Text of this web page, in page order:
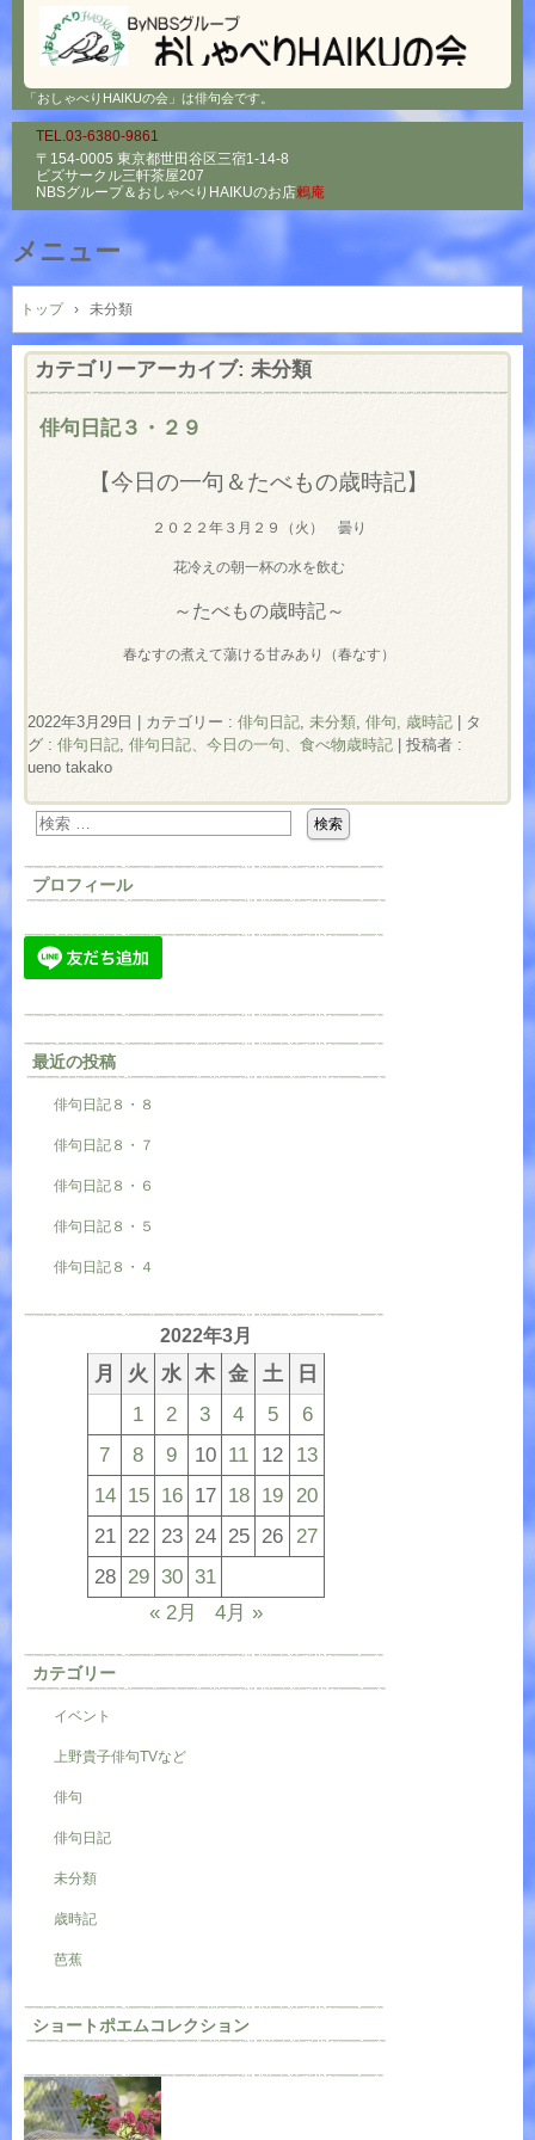
「おしゃべりHAIKUの会」は俳句会です。
TEL.03-6380-9861
〒154-0005 東京都世田谷区三宿1-14-8
ビズサークル三軒茶屋207
NBSグループ＆ おしゃべりHAIKUのお店鶫庵
メニュー
コ
ン
テ
ン
トップ › 未分類
カテゴリーアーカイブ: 未分類
俳句日記３・２９
【今日の一句＆たべもの歳時記】
２０２２年３月２９（火） 曇り
花冷えの朝一杯の水を飲む
～たべもの歳時記～
春なすの煮えて蕩ける甘みあり（春なす）
2022年3月29日 | カテゴリー : 俳句日記 未分類 俳句, 歳時記 | タ
グ : 俳句日記 俳句日記、今日の一句、食べ物歳時記 | 投稿者 :
ueno takako
プロフィール
最近の投稿
俳句日記８・８
俳句日記８・７
俳句日記８・６
俳句日記８・５
俳句日記８・４
2022年3月
月 火 水 木 金 土
日
1
2 3 4 5
6
7
8 9 10 11 12 13
14 15 16 17 18 19 20
21 22 23 24 25 26 27
28 29 30 31
« 2月
4月 »
カテゴリー
イベント
上野貴子俳句TVなど
俳句
俳句日記
未分類
歳時記
芭蕉
ショートポエムコレクション